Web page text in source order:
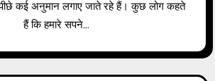
कई अनुमान लगाए जाते रहे हैं। कुछ लोग कहते
हैं कि हमारे सपने…